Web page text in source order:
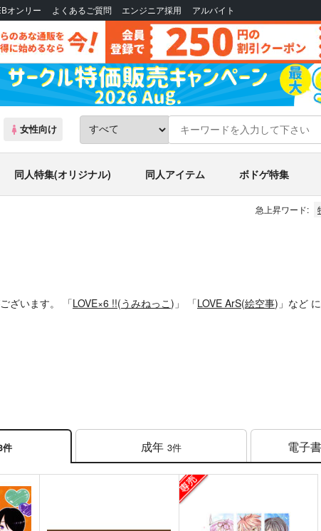
オンリー よくあるご質問 エンジニア採用 アルバイト
女性向け
同人特集(オリジナル) 同人アイテム ボドゲ特集
急上昇ワード:
ざいます。 「LOVE×6 !!(うみねっこ)」 「LOVE ArS(絵空事)」 など
件 成年 3件 電子